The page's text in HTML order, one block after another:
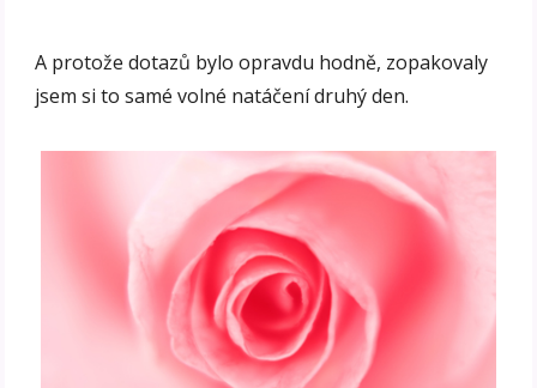
A protože dotazů bylo opravdu hodně, zopakovaly
jsem si to samé volné natáčení druhý den.